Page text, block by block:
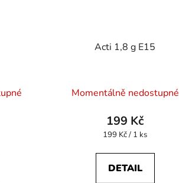
Acti 1,8 g E15
Momentálně nedostupné
199 Kč
Měrná
199 Kč / 1 ks
DETAIL